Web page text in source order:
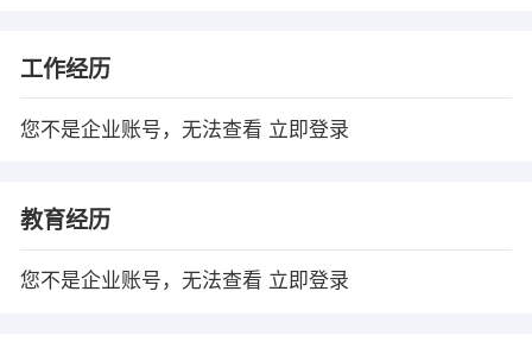
工作经历
您不是企业账号，无法查看 立即登录
教育经历
您不是企业账号，无法查看 立即登录